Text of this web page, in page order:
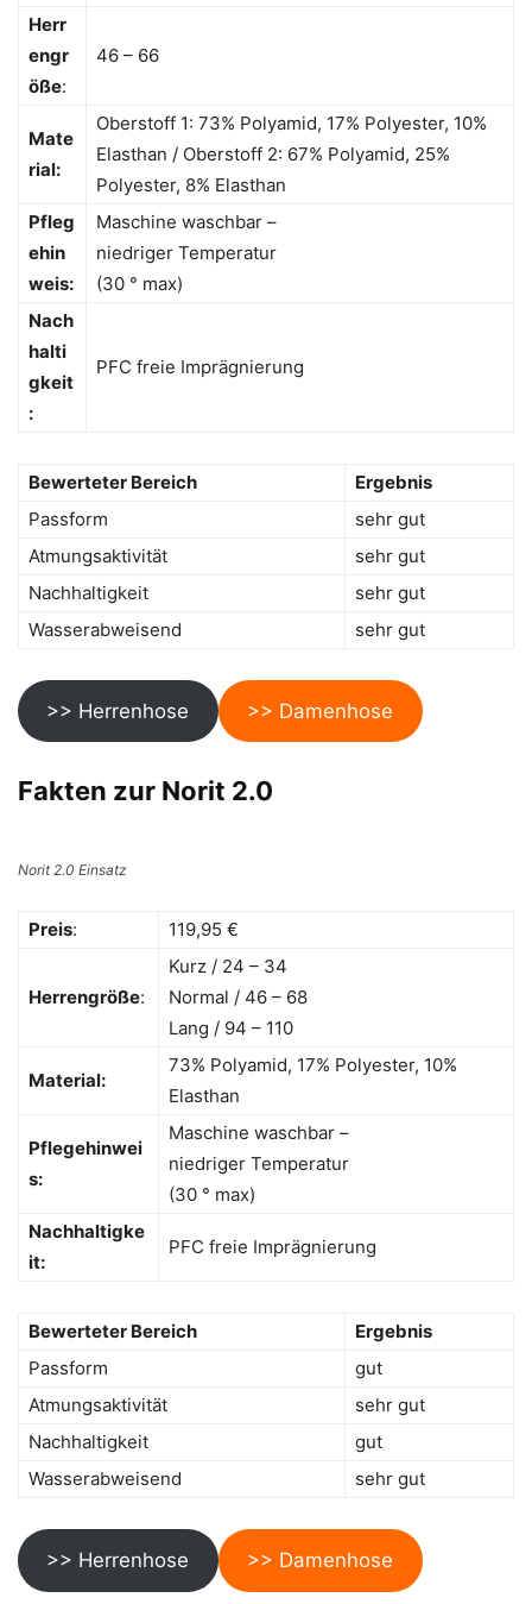
Herr
engr
öße:
46 – 66
Mate
rial:
Oberstoff 1: 73% Polyamid, 17% Polyester, 10%
Elasthan / Oberstoff 2: 67% Polyamid, 25%
Polyester, 8% Elasthan
Pfleg
ehin
weis:
Maschine waschbar –
niedriger Temperatur
(30 ° max)
Nach
halti
gkeit
:
PFC freie Imprägnierung
Bewerteter Bereich
Ergebnis
Passform
sehr gut
Atmungsaktivität
sehr gut
Nachhaltigkeit
sehr gut
Wasserabweisend
sehr gut
>> Herrenhose >> Damenhose
Fakten zur Norit 2.0
Norit 2.0 Einsatz
Preis: 119,95 €
Herrengröße:
Kurz / 24 – 34
Normal / 46 – 68
Lang / 94 – 110
Material:
73% Polyamid, 17% Polyester, 10%
Elasthan
Pflegehinwei
s:
Maschine waschbar –
niedriger Temperatur
(30 ° max)
Nachhaltigke
it:
PFC freie Imprägnierung
Bewerteter Bereich
Ergebnis
Passform
gut
Atmungsaktivität
sehr gut
Nachhaltigkeit
gut
Wasserabweisend
sehr gut
>> Herrenhose >> Damenhose